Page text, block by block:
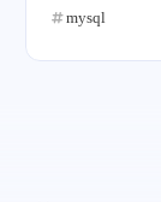
mysql